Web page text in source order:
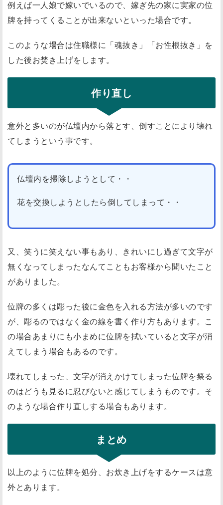
例えば一人娘で嫁いでいるので、嫁ぎ先の家に実家の位
牌を持ってくることが出来ないといった場合です。
このような場合は住職様に「魂抜き」「お性根抜き」を
した後お焚き上げをします。
作り直し
意外と多いのが仏壇内から落とす、倒すことにより壊れ
てしまうという事です。
仏壇内を掃除しようとして・・
花を交換しようとしたら倒してしまって・・
又、笑うに笑えない事もあり、きれいにし過ぎて文字が
無くなってしまったなんてこともお客様から聞いたこと
がありました。
位牌の多くは彫った後に金色を入れる方法が多いのです
が、彫るのではなく金の線を書く作り方もあります。こ
の場合あまりにも小まめに位牌を拭いていると文字が消
えてしまう場合もあるのです。
壊れてしまった、文字が消えかけてしまった位牌を祭る
のはどうも見るに忍びないと感じてしまうものです。そ
のような場合作り直しする場合もあります。
まとめ
以上のように位牌を処分、お炊き上げをするケースは意
外とあります。